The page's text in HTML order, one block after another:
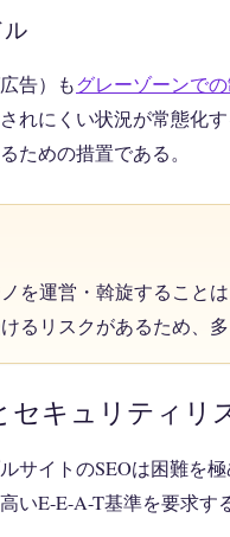
ル
告）もグレーゾーンで
れにくい状況が常態化
ための措置である。
を運営・斡旋すること
るリスクがあるため、
セキュリティリ
サイトのSEOは困難を
いE-E-A-T基準を要求